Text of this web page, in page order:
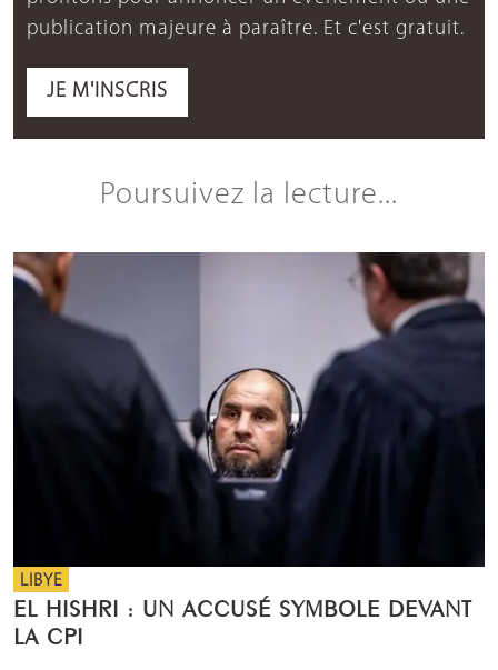
publication majeure à paraître. Et c'est gratuit.
JE M'INSCRIS
Poursuivez la lecture...
LIBYE
EL HISHRI : UN ACCUSÉ SYMBOLE DEVANT
LA CPI